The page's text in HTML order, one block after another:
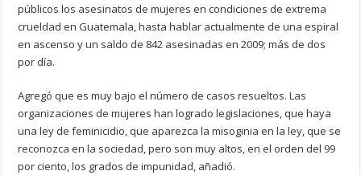
públicos los asesinatos de mujeres en condiciones de extrema
crueldad en Guatemala, hasta hablar actualmente de una espiral
en ascenso y un saldo de 842 asesinadas en 2009; más de dos
por día.
Agregó que es muy bajo el número de casos resueltos. Las
organizaciones de mujeres han logrado legislaciones, que haya
una ley de feminicidio, que aparezca la misoginia en la ley, que se
reconozca en la sociedad, pero son muy altos, en el orden del 99
por ciento, los grados de impunidad, añadió.